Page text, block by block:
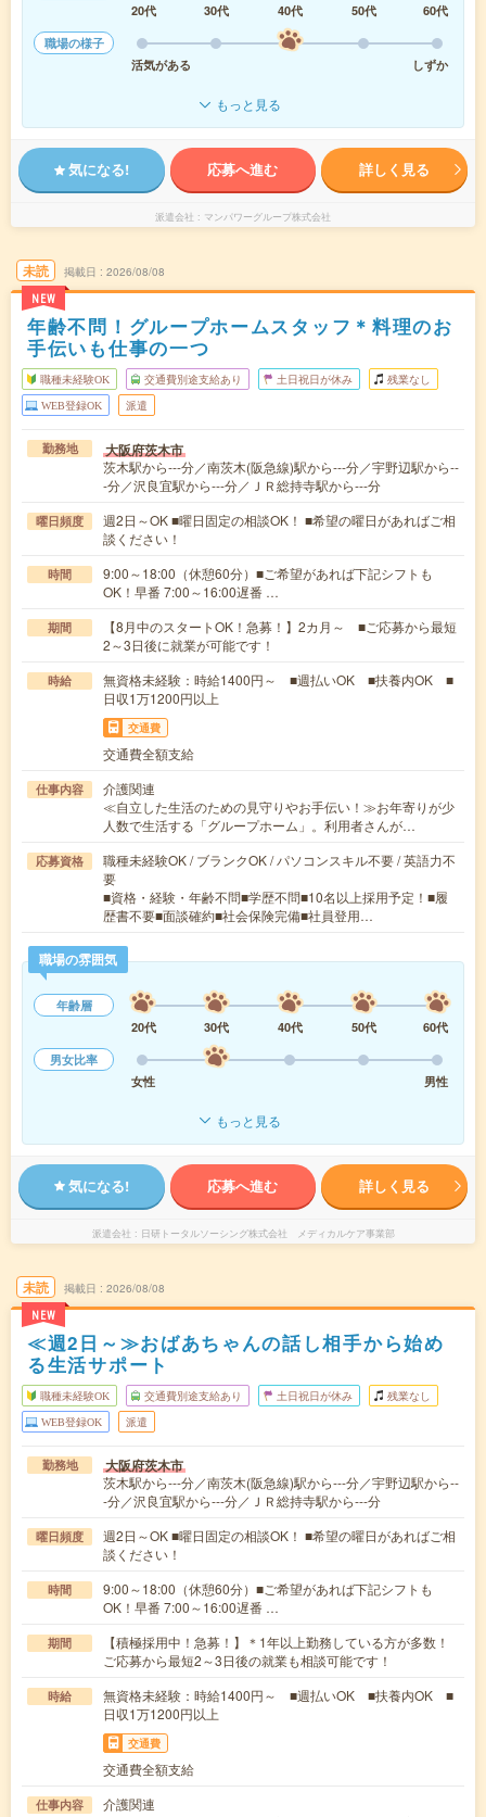
20代
30代 40代 50代
60代
職場の様子
活気がある
しずか
もっと見る
気になる! 応募へ進む 詳しく見る
派遣会社 マンパワーグループ株式会社
未読
NEW
掲載日 2026/08/08
年齢不問！グループホームスタッフ＊料理のお
手伝いも仕事の一つ
職種未経験OK 交通費別途支給あり 土日祝日が休み 残業なし
WEB登録OK 派遣
勤務地 大阪府茨木市
茨木駅から---分／南茨木(阪急線)駅から---分／宇野辺駅から--
-分／沢良宜駅から---分／ＪＲ総持寺駅から---分
曜日頻度
週2日～OK ■曜日固定の相談OK！ ■希望の曜日があればご相
談ください！
時間
9:00～18:00（休憩60分）■ご希望があれば下記シフトも
OK！早番 7:00～16:00遅番 …
期間
【8月中のスタートOK！急募！】2カ月～ ■ご応募から最短
2～3日後に就業が可能です！
時給
無資格未経験：時給1400円～ ■週払いOK ■扶養内OK ■
日収1万1200円以上
交通費
交通費全額支給
仕事内容
介護関連
≪自立した生活のための見守りやお手伝い！≫お年寄りが少
人数で生活する「グループホーム」。利用者さんが…
応募資格
職種未経験OK / ブランクOK / パソコンスキル不要 / 英語力不
要
■資格・経験・年齢不問■学歴不問■10名以上採用予定！■履
歴書不要■面談確約■社会保険完備■社員登用…
職場の雰囲気
年齢層
20代
30代 40代 50代
60代
男女比率
女性
男性
もっと見る
気になる! 応募へ進む 詳しく見る
派遣会社 日研トータルソーシング株式会社 メディカルケア事業部
未読
NEW
掲載日 2026/08/08
≪週2日～≫おばあちゃんの話し相手から始め
る生活サポート
職種未経験OK 交通費別途支給あり 土日祝日が休み 残業なし
WEB登録OK 派遣
勤務地 大阪府茨木市
茨木駅から---分／南茨木(阪急線)駅から---分／宇野辺駅から--
-分／沢良宜駅から---分／ＪＲ総持寺駅から---分
曜日頻度
週2日～OK ■曜日固定の相談OK！ ■希望の曜日があればご相
談ください！
時間
9:00～18:00（休憩60分）■ご希望があれば下記シフトも
OK！早番 7:00～16:00遅番 …
期間
【積極採用中！急募！】＊1年以上勤務している方が多数！
ご応募から最短2～3日後の就業も相談可能です！
時給
無資格未経験：時給1400円～ ■週払いOK ■扶養内OK ■
日収1万1200円以上
交通費
交通費全額支給
仕事内容
介護関連